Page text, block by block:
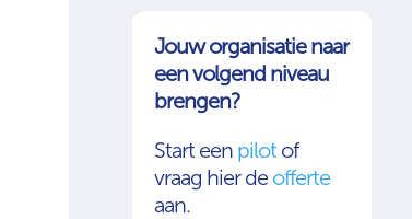
Jouw organisatie naar
een volgend niveau
brengen?
Start een pilot of
vraag hier de offerte
aan.